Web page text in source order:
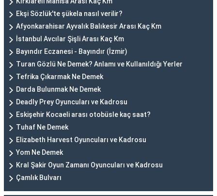
Ekşi Sözlük'te şükela nasıl verilir?
Afyonkarahisar Ayvalık Balıkesir Arası Kaç Km
İstanbul Avcılar Şişli Arası Kaç Km
Bayındır Eczanesi - Bayındır (İzmir)
Turan Gözlü Ne Demek? Anlamı ve Kullanıldığı Yerler
Tefrika Çıkarmak Ne Demek
Darda Bulunmak Ne Demek
Deadly Prey Oyuncuları ve Kadrosu
Eskişehir Kocaeli arası otobüsle kaç saat?
Tuhaf Ne Demek
Elizabeth Harvest Oyuncuları ve Kadrosu
Yom Ne Demek
Kral Şakir Oyun Zamanı Oyuncuları ve Kadrosu
Çamlık Bulvarı